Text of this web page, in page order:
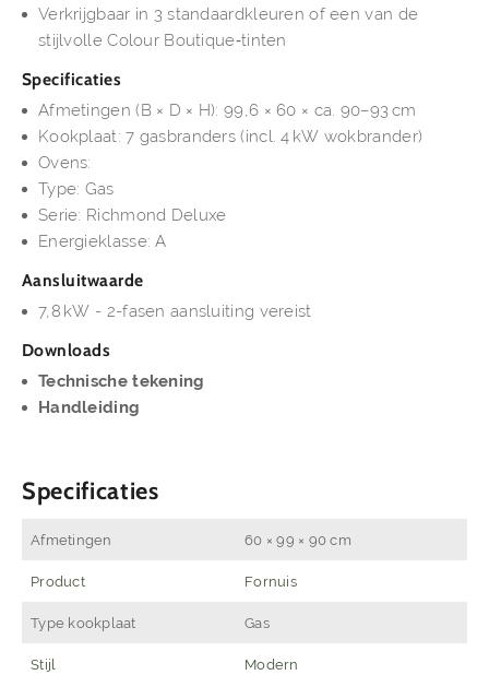
Verkrijgbaar in 3 standaardkleuren of een van de
stijlvolle Colour Boutique‑tinten
Specificaties
Afmetingen (B × D × H): 99,6 × 60 × ca. 90–93 cm
Kookplaat: 7 gasbranders (incl. 4 kW wokbrander)
Ovens:
Type: Gas
Serie: Richmond Deluxe
Energieklasse: A
Aansluitwaarde
7,8 kW - 2-fasen aansluiting vereist
Downloads
Technische tekening
Handleiding
Specificaties
Afmetingen 60 × 99 × 90 cm
Product Fornuis
Type kookplaat Gas
Stijl Modern